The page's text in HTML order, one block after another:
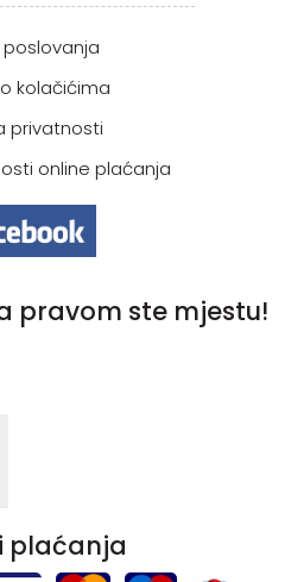
poslovanja
kolačićima
privatnosti
online plaćanja
pravom ste mjestu!
plaćanja